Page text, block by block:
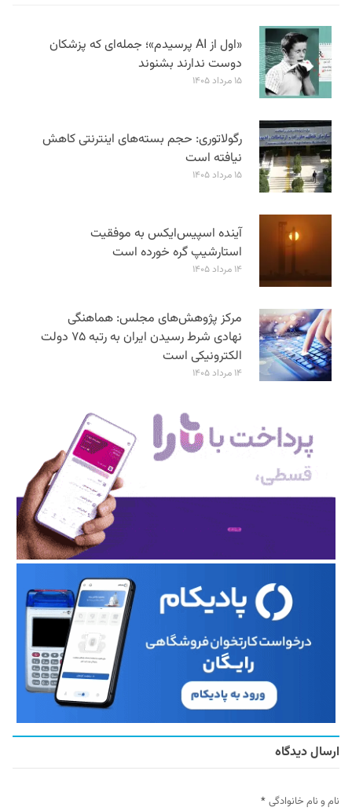
«اول از AI پرسیدم»؛ جمله‌ای که پزشکان
دوست ندارند بشنوند
۱۵ مرداد ۱۴۰۵
رگولاتوری: حجم بسته‌های اینترنتی کاهش
نیافته است
۱۵ مرداد ۱۴۰۵
آینده اسپیس‌ایکس به موفقیت
استارشیپ گره خورده است
۱۴ مرداد ۱۴۰۵
مرکز پژوهش‌های مجلس: هماهنگی
نهادی شرط رسیدن ایران به رتبه ۷۵ دولت
الکترونیکی است
۱۴ مرداد ۱۴۰۵
ارسال دیدگاه
نام و نام خانوادگی *